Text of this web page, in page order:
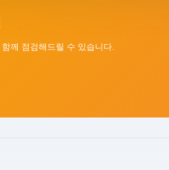
께 점검해드릴 수 있습니다.